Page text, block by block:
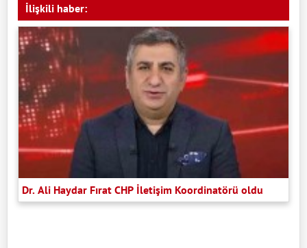
İlişkili haber:
Dr. Ali Haydar Fırat CHP İletişim Koordinatörü oldu